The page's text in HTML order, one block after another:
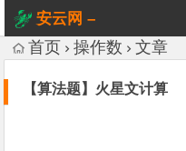
安云网 –
AnYun.ORG
首页 操作数 文章
【算法题】火星文计算